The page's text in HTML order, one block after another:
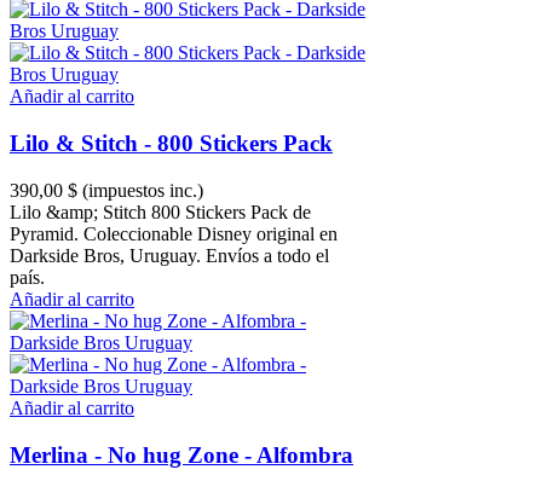
Añadir al carrito
Lilo & Stitch - 800 Stickers Pack
390,00 $ (impuestos inc.)
Lilo &amp; Stitch 800 Stickers Pack de
Pyramid. Coleccionable Disney original en
Darkside Bros, Uruguay. Envíos a todo el
país.
Añadir al carrito
Añadir al carrito
Merlina - No hug Zone - Alfombra